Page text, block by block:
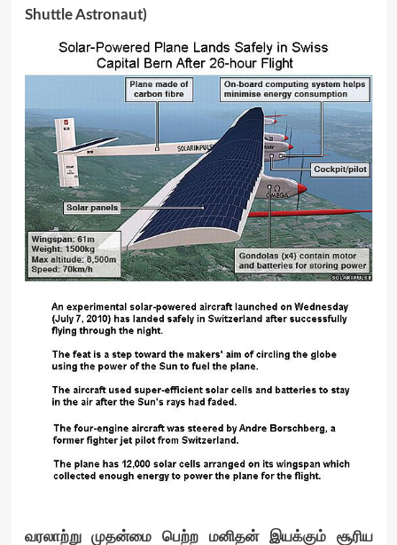
Shuttle Astronaut)
வரலாற்று முதன்மை பெற்ற மனிதன் இயக்கும் சூரிய